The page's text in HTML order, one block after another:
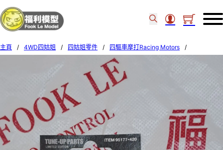
主頁 / 4WD四姑姐 / 四姑姐零件 / 四驅車摩打Racing Motors
/
TAMIYA Torque-Tuned 2 Motor PRO J-Cup 2025 (JC254) 95177